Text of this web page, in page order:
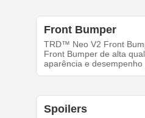
Front Bumper
TRD™ Neo V2 Front
Front Bumper de alta
aparência e desempenho
Spoilers